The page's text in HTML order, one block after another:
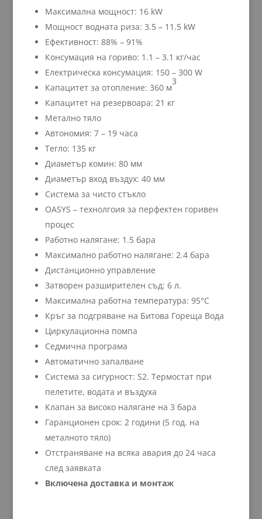
Максимална мощност: 16 kW
Мощност водната риза: 3.5 – 11.5 kW
Ефективност: 88% – 91%
Консумация на гориво: 1.1 – 3.1 кг/час
Електрическа консумация: 150 – 300 W
Капацитет за отопление: 360 м
3
Капацитет на резервоара: 21 кг
Метално тяло
Автономия: 7 – 19 часа
Тегло: 135 кг
Диаметър комин: 80 мм
Диаметър вход въздух: 40 мм
Система за чисто стъкло
OASYS – технолгоия за перфектен горивен
процес
Работно налягане: 1.5 бара
Максимално работно налягане: 2.4 бара
Дистанционно управление
Затворен разширителен съд: 6 л.
Максимална работна температура: 95°C
Кръг за подгряване на Битова Гореща Вода
Циркулационна помпа
Седмична програма
Автоматично запалване
Система за сигурност: S2. Термостат при
пелетите, водата и въздуха
Клапан за високо налягане на 3 бара
Гаранционен срок: 2 години (5 год. на
металното тяло)
Отстраняване на всяка авария до 24 часа
след заявката
Включена доставка и монтаж